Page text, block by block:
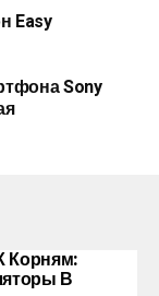
Easy
Sony
Корням:
В